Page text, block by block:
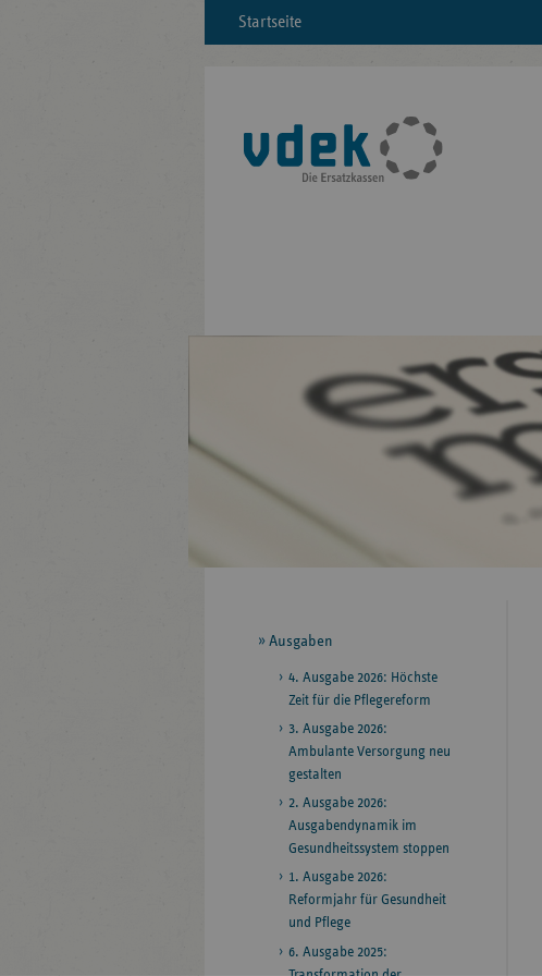
Startseite
Seitennavigation
Ausgaben
4. Ausgabe 2026: Höchste
Zeit für die Pflegereform
3. Ausgabe 2026:
Ambulante Versorgung neu
gestalten
2. Ausgabe 2026:
Ausgabendynamik im
Gesundheitssystem stoppen
1. Ausgabe 2026:
Reformjahr für Gesundheit
und Pflege
6. Ausgabe 2025: